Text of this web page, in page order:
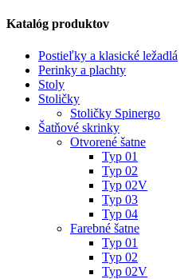
Katalóg produktov
Postieľky a klasické ležadlá
Perinky a plachty
Stoly
Stoličky
Stoličky Spinergo
Šatňové skrinky
Otvorené šatne
Typ 01
Typ 02
Typ 02V
Typ 03
Typ 04
Farebné šatne
Typ 01
Typ 02
Typ 02V